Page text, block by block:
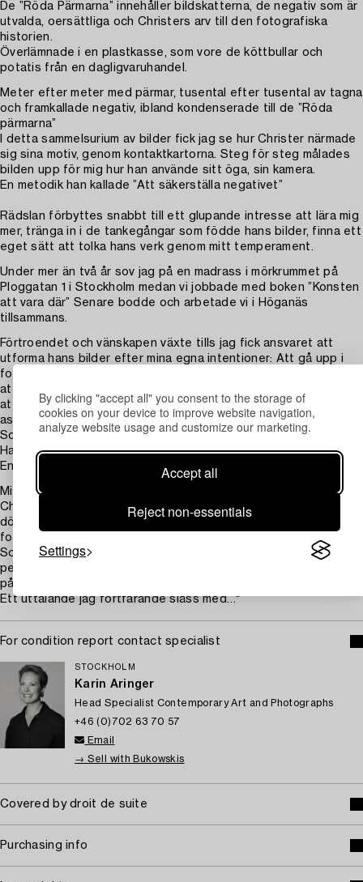
By clicking "accept all" you consent to the storage of
cookies on your device to improve website navigation,
analyze website usage and customize our marketing.
Accept all
Reject non-essentials
Settings
De ”Röda Pärmarna” innehåller bildskatterna, de negativ som är
utvalda, oersättliga och Christers arv till den fotografiska
historien.
Överlämnade i en plastkasse, som vore de köttbullar och
potatis från en dagligvaruhandel.
Meter efter meter med pärmar, tusental efter tusental av tagna
och framkallade negativ, ibland kondenserade till de ”Röda
pärmarna”
I detta sammelsurium av bilder fick jag se hur Christer närmade
sig sina motiv, genom kontaktkartorna. Steg för steg målades
bilden upp för mig hur han använde sitt öga, sin kamera.
En metodik han kallade ”Att säkerställa negativet”
Rädslan förbyttes snabbt till ett glupande intresse att lära mig
mer, tränga in i de tankegångar som födde hans bilder, finna ett
eget sätt att tolka hans verk genom mitt temperament.
Under mer än två år sov jag på en madrass i mörkrummet på
Ploggatan 1 i Stockholm medan vi jobbade med boken ”Konsten
att vara där” Senare bodde och arbetade vi i Höganäs
tillsammans.
Förtroendet och vänskapen växte tills jag fick ansvaret att
utforma hans bilder efter mina egna intentioner: Att gå upp i
format, använda olika fotografiska papper och framkallare för
att understryka min tolkning av hans verk. I arbetet ingick också
att kurera utställningar, hålla kontakt med samlare och utbilda
assistenter.
Som tack för hjälpen överlämnade Christer sin
Hasselbladsmedalj offentligen till mig.
En gest som var ganska överväldigade.
Mina egna bilder är väsentligt annorlunda.
Christer tyckte inte om epigoner, det gällde att hålla sig undan
döda hundar, fattiga barn och allt som närmade sig hans egen
fotografi.
Som pedagog hade han istället förmågan att locka fram
personligheten bakom fotografen, säga ”Det här du, fortsätt
på den linjen!”
Ett uttalande jag fortfarande slåss med…"
For condition report contact specialist
STOCKHOLM
Karin Aringer
Head Specialist Contemporary Art and Photographs
+46 (0)702 63 70 57
Email
→ Sell with Bukowskis
Covered by droit de suite
Purchasing info